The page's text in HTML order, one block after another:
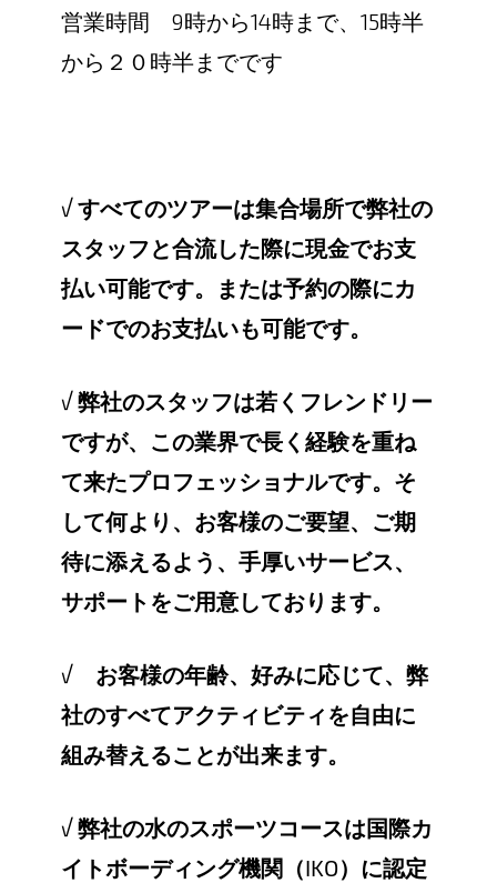
営業時間 9時から14時まで、15時半
から２０時半までです
√すべてのツアーは集合場所で弊社の
スタッフと合流した際に現金でお支
払い可能です。または予約の際にカ
ードでのお支払いも可能です。
√弊社のスタッフは若くフレンドリー
ですが、この業界で長く経験を重ね
て来たプロフェッショナルです。そ
して何より、お客様のご要望、ご期
待に添えるよう、手厚いサービス、
サポートをご用意しております。
√お客様の年齢、好みに応じて、弊
社のすべてアクティビティを自由に
組み替えることが出来ます。
√弊社の水のスポーツコースは国際カ
イトボーディング機関（IKO）に認定